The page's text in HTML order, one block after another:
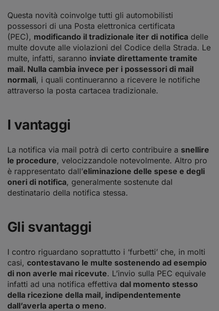
Questa novità coinvolge tutti gli automobilisti
possessori di una Posta elettronica certificata
(PEC), modificando il tradizionale iter di notifica delle
multe dovute alle violazioni del Codice della Strada. Le
multe, infatti, saranno inviate direttamente tramite
mail. Nulla cambia invece per i possessori di mail
normali, i quali continueranno a ricevere le notifiche
attraverso la posta cartacea tradizionale.
I vantaggi
La notifica via mail potrà di certo contribuire a snellire
le procedure, velocizzandole notevolmente. Altro pro
è rappresentato dall’eliminazione delle spese e degli
oneri di notifica, generalmente sostenute dal
destinatario della notifica stessa.
Gli svantaggi
I contro riguardano soprattutto i ‘furbetti’ che, in molti
casi, contestavano le multe sostenendo ad esempio
di non averle mai ricevute. L’invio sulla PEC equivale
infatti ad una notifica effettiva dal momento stesso
della ricezione della mail, indipendentemente
dall’averla aperta o meno.